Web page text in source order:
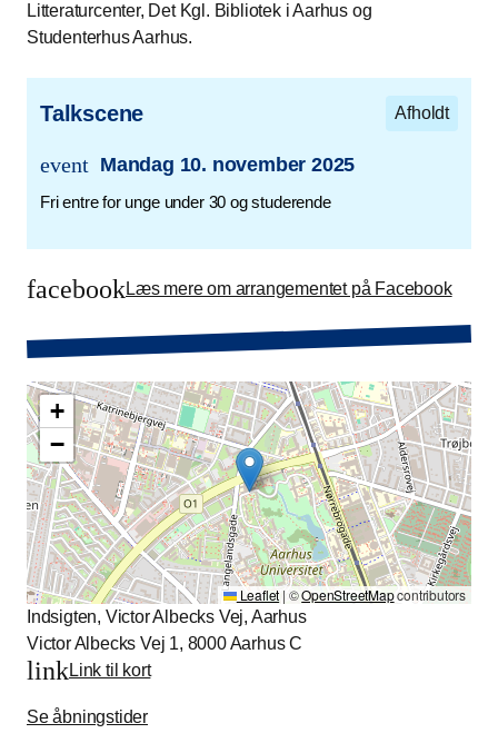
Litteraturcenter, Det Kgl. Bibliotek i Aarhus og
Studenterhus Aarhus.
Talkscene Afholdt
event
trans.event.date
Mandag 10. november 2025
Fri entre for unge under 30 og studerende
facebookLæs mere om arrangementet på Facebook
+
−
Leaflet | ©OpenStreetMapcontributors
Indsigten, Victor Albecks Vej, Aarhus
Victor Albecks Vej 1, 8000 Aarhus C
linkLink til kort
Se åbningstider